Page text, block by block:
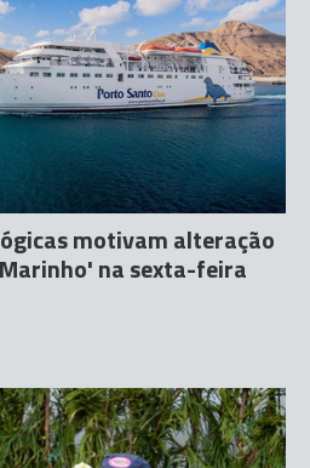
motivam alteração
na sexta-feira